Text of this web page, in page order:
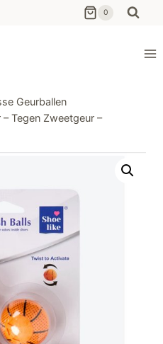
0
Geurballen
Tegen Zweetgeur –